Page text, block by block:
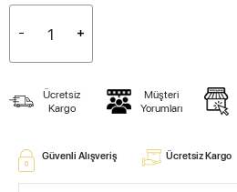
Ücretsiz
Kargo
Müşteri
Yorumları
Güvenli Alışveriş Ücretsiz Kargo